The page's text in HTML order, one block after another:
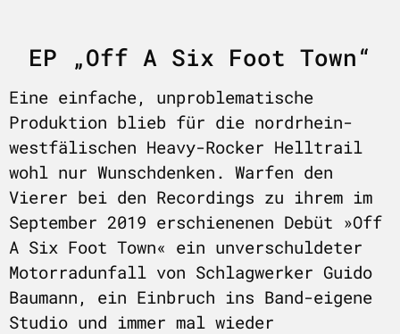
EP „Off A Six Foot Town“
Eine einfache, unproblematische
Produktion blieb für die nordrhein-
westfälischen Heavy-Rocker Helltrail
wohl nur Wunschdenken. Warfen den
Vierer bei den Recordings zu ihrem im
September 2019 erschienenen Debüt »Off
A Six Foot Town« ein unverschuldeter
Motorradunfall von Schlagwerker Guido
Baumann, ein Einbruch ins Band-eigene
Studio und immer mal wieder